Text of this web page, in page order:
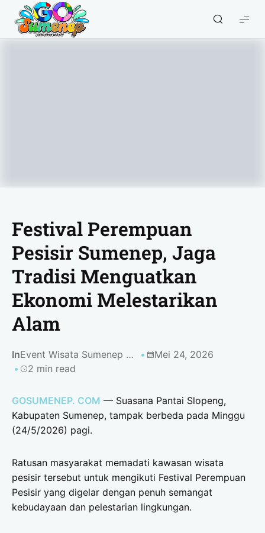
GO
Sumenep
Festival Perempuan
Pesisir Sumenep, Jaga
Tradisi Menguatkan
Ekonomi Melestarikan
Alam
In Event Wisata Sumenep 2026
Mei 24, 2026
2 min read
GOSUMENEP. COM — Suasana Pantai Slopeng,
Kabupaten Sumenep, tampak berbeda pada Minggu
(24/5/2026) pagi.
Ratusan masyarakat memadati kawasan wisata
pesisir tersebut untuk mengikuti Festival Perempuan
Pesisir yang digelar dengan penuh semangat
kebudayaan dan pelestarian lingkungan.